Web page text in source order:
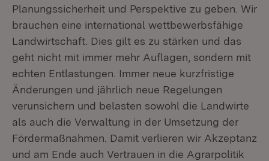
Planungssicherheit und Perspektive zu geben. Wir
brauchen eine international wettbewerbsfähige
Landwirtschaft. Dies gilt es zu stärken und das
geht nicht mit immer mehr Auflagen, sondern mit
echten Entlastungen. Immer neue kurzfristige
Änderungen und jährlich neue Regelungen
verunsichern und belasten sowohl die Landwirte
als auch die Verwaltung in der Umsetzung der
Fördermaßnahmen. Damit verlieren wir Akzeptanz
und am Ende auch Vertrauen in die Agrarpolitik